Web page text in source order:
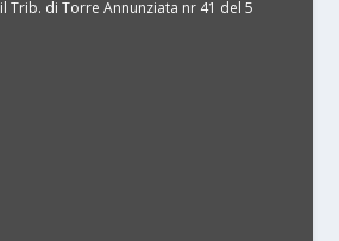
Trib. di Torre Annunziata nr 41 del 5